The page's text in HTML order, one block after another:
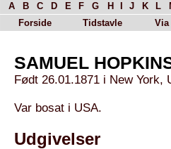
A B C D E F G H J K L
Forside
Tidstavle Via
SAMUEL
Født 26.01.1871 i New York,
Var bosat i USA.
Udgivelser